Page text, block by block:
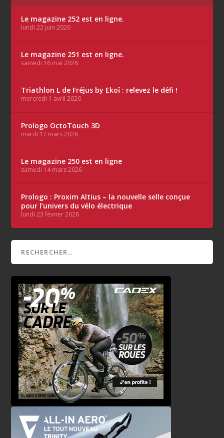
Le magazine 252 est en ligne.
lundi 22 juin 2026
Le magazine 251 est en ligne.
samedi 16 mai 2026
Triathlon L de Fréjus by Ekoï : relevez le défi !
mercredi 1 avril 2026
Prologo OctoTouch 3D
mardi 17 mars 2026
Le magazine 250 est en ligne
samedi 14 mars 2026
Prologo : Proxim Altius – la nouvelle selle conçue
pour l’univers du vélo électrique
lundi 23 février 2026